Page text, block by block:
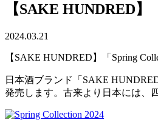
【SAKE HUNDRED
2024.03.21
【SAKE HUNDRED】「Spring
日本酒ブランド「SAKE
発売します。古来より日本には、